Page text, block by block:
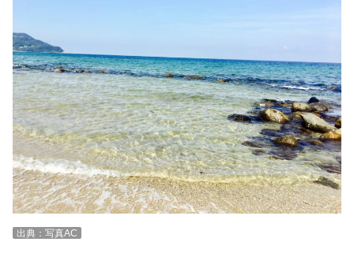
出典：写真AC